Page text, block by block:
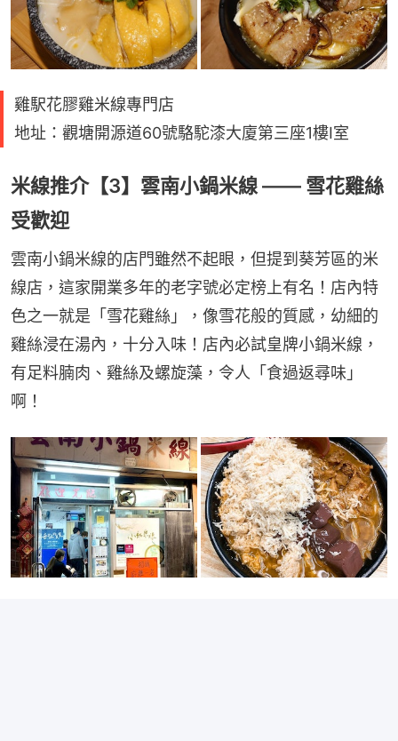
雞駅花膠雞米線專門店
地址：觀塘開源道60號駱駝漆大廈第三座1樓I室
米線推介【3】雲南小鍋米線 —— 雪花雞絲
受歡迎
雲南小鍋米線的店門雖然不起眼，但提到葵芳區的米
線店，這家開業多年的老字號必定榜上有名！店內特
色之一就是「雪花雞絲」，像雪花般的質感，幼細的
雞絲浸在湯內，十分入味！店內必試皇牌小鍋米線，
有足料腩肉、雞絲及螺旋藻，令人「食過返尋味」
啊！